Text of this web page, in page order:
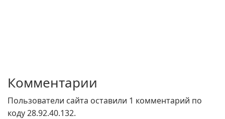
Комментарии
Пользователи сайта оставили 1 комментарий по
коду 28.92.40.132.